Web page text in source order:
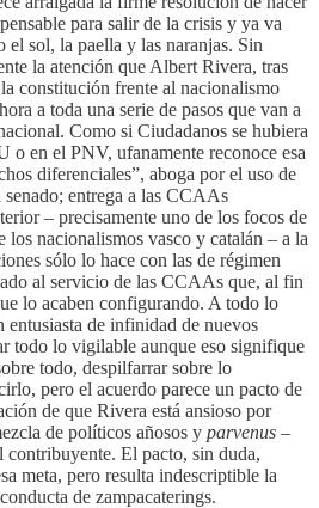
para salir de la crisis y ya va
el sol, la paella y las naranjas. Sin
la atención que Albert Rivera, tras
constitución frente al nacionalismo
a toda una serie de pasos que van a
Como si Ciudadanos se hubiera
o en el PNV, ufanamente reconoce esa
diferenciales”, aboga por el uso de
entrega a las CCAAs
– precisamente uno de los focos de
los nacionalismos vasco y catalán – a la
sólo lo hace con las de régimen
al servicio de las CCAAs que, al fin
lo acaben configurando. A todo lo
entusiasta de infinidad de nuevos
todo lo vigilable aunque eso signifique
todo, despilfarrar sobre lo
pero el acuerdo parece un pacto de
de que Rivera está ansioso por
de políticos añosos y parvenus –
contribuyente. El pacto, sin duda,
meta, pero resulta indescriptible la
de zampacaterings.